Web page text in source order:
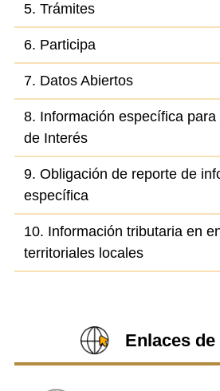
5. Trámites
6. Participa
7. Datos Abiertos
8. Información específica para
de Interés
9. Obligación de reporte de
específica
10. Información tributaria en
territoriales locales
Enlaces